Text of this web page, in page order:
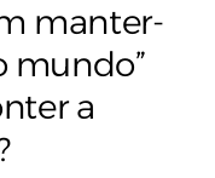
manter-
mundo”
a